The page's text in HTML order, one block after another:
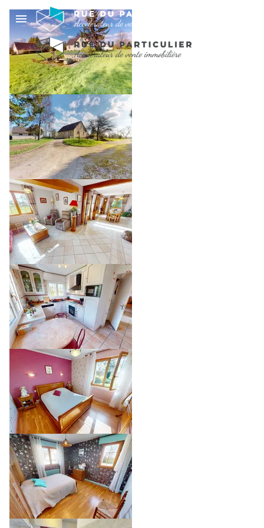
PROPRIÉTÉ AVEC 2
HABITATIONS - 285
M2 - 7,5 KMS BAYEUX
SUD
645 000 €